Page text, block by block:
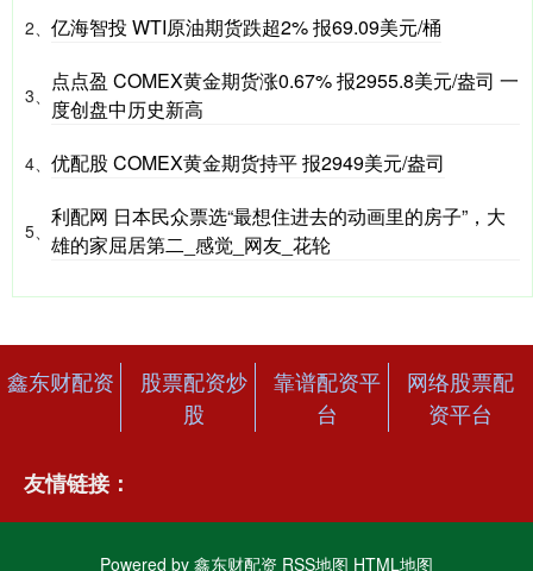
2、 亿海智投 WTI原油期货跌超2% 报69.09美元/桶
3、
点点盈 COMEX黄金期货涨0.67% 报2955.8美元/盎司 一
度创盘中历史新高
4、 优配股 COMEX黄金期货持平 报2949美元/盎司
5、
利配网 日本民众票选“最想住进去的动画里的房子”，大
雄的家屈居第二_感觉_网友_花轮
鑫东财配资
股票配资炒
股
靠谱配资平
台
网络股票配
资平台
友情链接：
Powered by 鑫东财配资 RSS地图 HTML地图